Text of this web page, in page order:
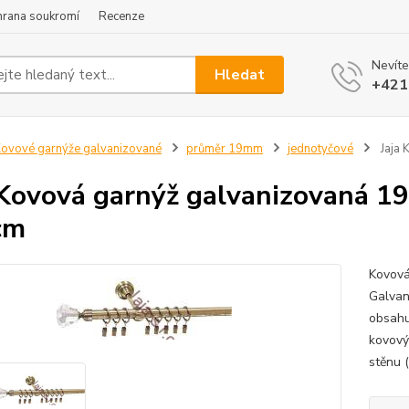
soukromí Recenze
Hledat
garnýže galvanizované průměr 19mm jednotyčové Jaja
garnýž galvanizovaná
stěnu